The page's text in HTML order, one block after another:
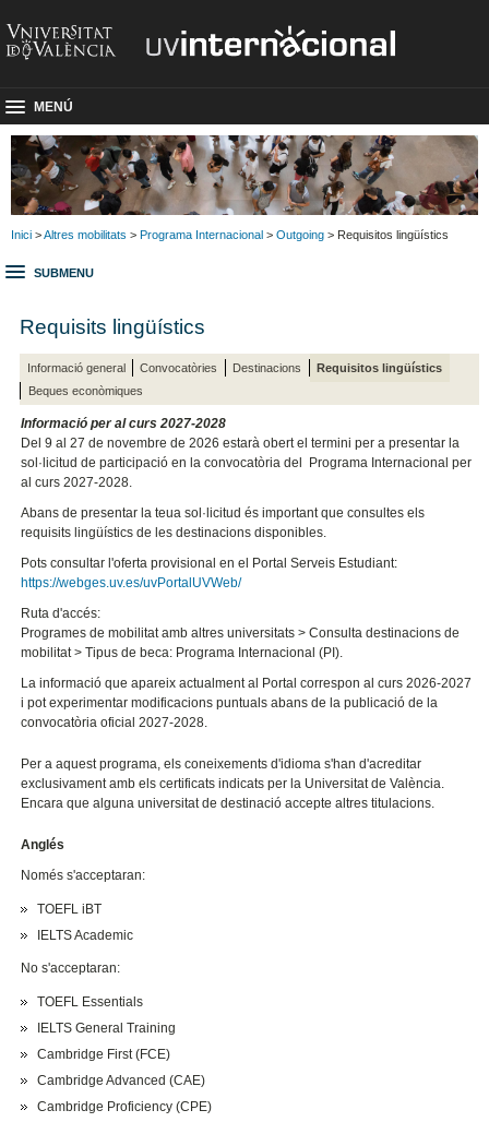
MENÚ
Inici >Altres mobilitats > Programa Internacional > Outgoing > Requisitos lingüístics
SUBMENU
Requisits lingüístics
Informació general Convocatòries Destinacions
Requisitos lingüístics
Beques econòmiques
Informació per al curs 2027-2028
Del 9 al 27 de novembre de 2026 estarà obert el termini per a presentar la
sol·licitud de participació en la convocatòria del Programa Internacional per
al curs 2027-2028.
Abans de presentar la teua sol·licitud és important que consultes els
requisits lingüístics de les destinacions disponibles.
Pots consultar l'oferta provisional en el Portal Serveis Estudiant:
https://webges.uv.es/uvPortalUVWeb/
Ruta d'accés:
Programes de mobilitat amb altres universitats > Consulta destinacions de
mobilitat > Tipus de beca: Programa Internacional (PI).
La informació que apareix actualment al Portal correspon al curs 2026-2027
i pot experimentar modificacions puntuals abans de la publicació de la
convocatòria oficial 2027-2028.
Per a aquest programa, els coneixements d'idioma s'han d'acreditar
exclusivament amb els certificats indicats per la Universitat de València.
Encara que alguna universitat de destinació accepte altres titulacions.
Anglés
Només s'acceptaran:
TOEFL iBT
IELTS Academic
No s'acceptaran:
TOEFL Essentials
IELTS General Training
Cambridge First (FCE)
Cambridge Advanced (CAE)
Cambridge Proficiency (CPE)